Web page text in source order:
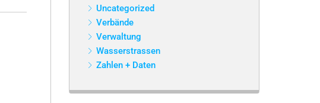
Uncategorized
Verbände
Verwaltung
Wasserstrassen
Zahlen + Daten